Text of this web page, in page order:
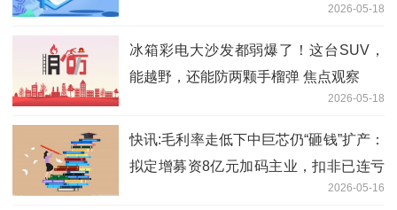
2026-05-18
冰箱彩电大沙发都弱爆了！这台SUV，
能越野，还能防两颗手榴弹 焦点观察
2026-05-18
快讯:毛利率走低下中巨芯仍“砸钱”扩产：
拟定增募资8亿元加码主业，扣非已连亏
2026-05-16